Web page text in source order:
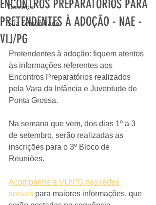
Começar
Sua comunidade
ENCONTROS PREPARATÓRIOS PARA
PRETENDENTES À ADOÇÃO - NAE -
VIJ/PG
Pretendentes à adoção: fiquem atentos
às informações referentes aos
Encontros Preparatórios realizados
pela Vara da Infância e Juventude de
Ponta Grossa.
Na semana que vem, dos dias 1º a 3
de setembro, serão realizadas as
inscrições para o 3º Bloco de
Reuniões.
Acompanhe a VIJ/PG nas redes
sociais para maiores informações, que